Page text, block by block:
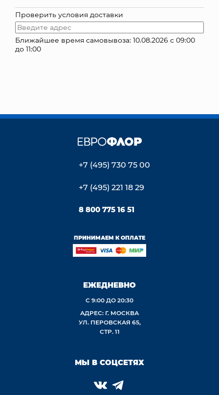
Проверить условия доставки
Ближайшее время самовывоза: 10.08.2026 с 09:00
до 11:00
+7 (495) 730 75 00
+7 (495) 221 18 29
8 800 775 16 51
ПРИНИМАЕМ К ОПЛАТЕ
ЕЖЕДНЕВНО
С 9:00 ДО 20:30
АДРЕС: Г. МОСКВА
УЛ. ПЕРОВСКАЯ 65,
СТР. 11
МЫ В СОЦСЕТЯХ